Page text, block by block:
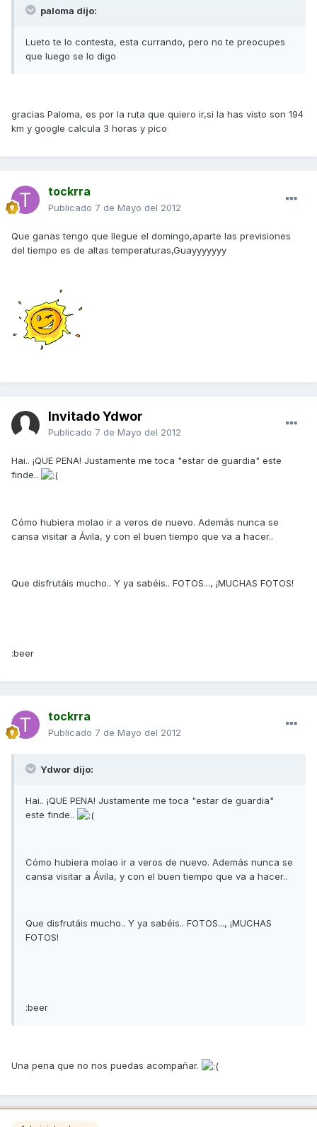
paloma dijo:
Lueto te lo contesta, esta currando, pero no te preocupes
que luego se lo digo
gracias Paloma, es por la ruta que quiero ir,si la has visto son 194
km y google calcula 3 horas y pico
tockrra
Publicado 7 de Mayo del 2012
Que ganas tengo que llegue el domingo,aparte las previsiones
del tiempo es de altas temperaturas,Guayyyyyyy
Invitado Ydwor
Publicado 7 de Mayo del 2012
Hai.. ¡QUE PENA! Justamente me toca "estar de guardia" este
finde..
Cómo hubiera molao ir a veros de nuevo. Además nunca se
cansa visitar a Ávila, y con el buen tiempo que va a hacer..
Que disfrutáis mucho.. Y ya sabéis.. FOTOS..., ¡MUCHAS FOTOS!
:beer
tockrra
Publicado 7 de Mayo del 2012
Ydwor dijo:
Hai.. ¡QUE PENA! Justamente me toca "estar de guardia"
este finde..
Cómo hubiera molao ir a veros de nuevo. Además nunca se
cansa visitar a Ávila, y con el buen tiempo que va a hacer..
Que disfrutáis mucho.. Y ya sabéis.. FOTOS..., ¡MUCHAS
FOTOS!
:beer
Una pena que no nos puedas acompañar.